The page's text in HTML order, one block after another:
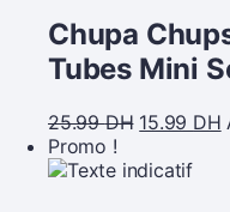
Chupa
Tubes Mini
25.99DH 15.99 DH
Promo !